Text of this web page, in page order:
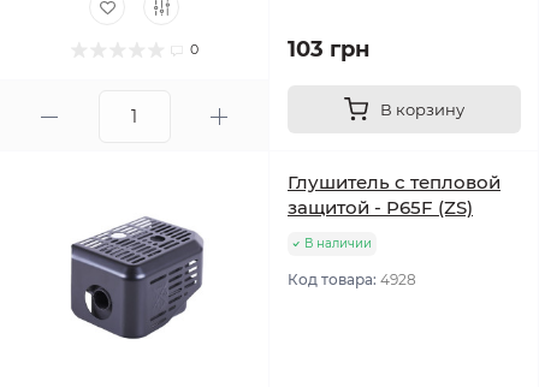
0 103 грн
В корзину
Глушитель с тепловой
защитой - P65F (ZS)
В наличии
Код товара: 4928